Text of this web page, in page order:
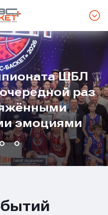
ШБЛ
раз
эмоциями